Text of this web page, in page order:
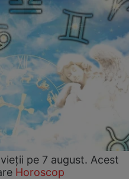
pe 7 august. Acest
Horoscop